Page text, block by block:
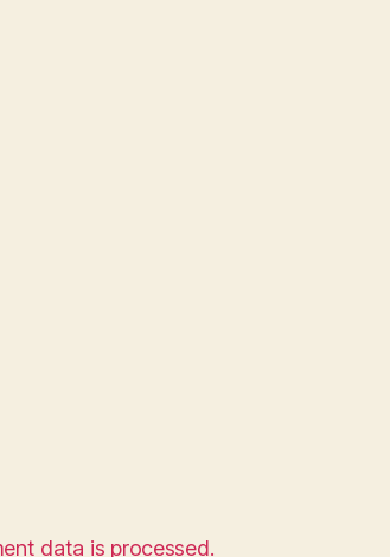
data is processed.